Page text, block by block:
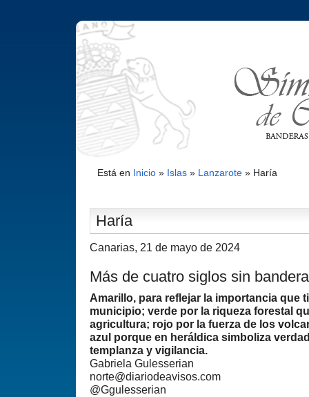
Está en Inicio» Islas» Lanzarote» Harí­a
Harí­a
Canarias, 21 de mayo de 2024
Más de cuatro siglos sin bandera
Amarillo, para reflejar la importancia que
municipio; verde por la riqueza forestal
agricultura; rojo por la fuerza de los
azul porque en heráldica simboliza
templanza y vigilancia.
Gabriela Gulesserian
norte@diariodeavisos.com
@Ggulesserian